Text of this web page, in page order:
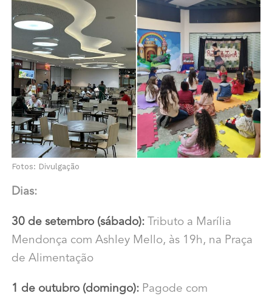
Fotos: Divulgação
Dias:
30 de setembro (sábado):Tributo a Marília
Mendonça com Ashley Mello, às 19h, na Praça
de Alimentação
1 de outubro (domingo):Pagode com